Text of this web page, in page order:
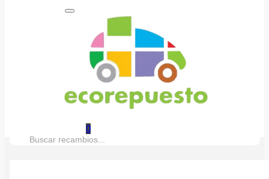
0
Buscar: